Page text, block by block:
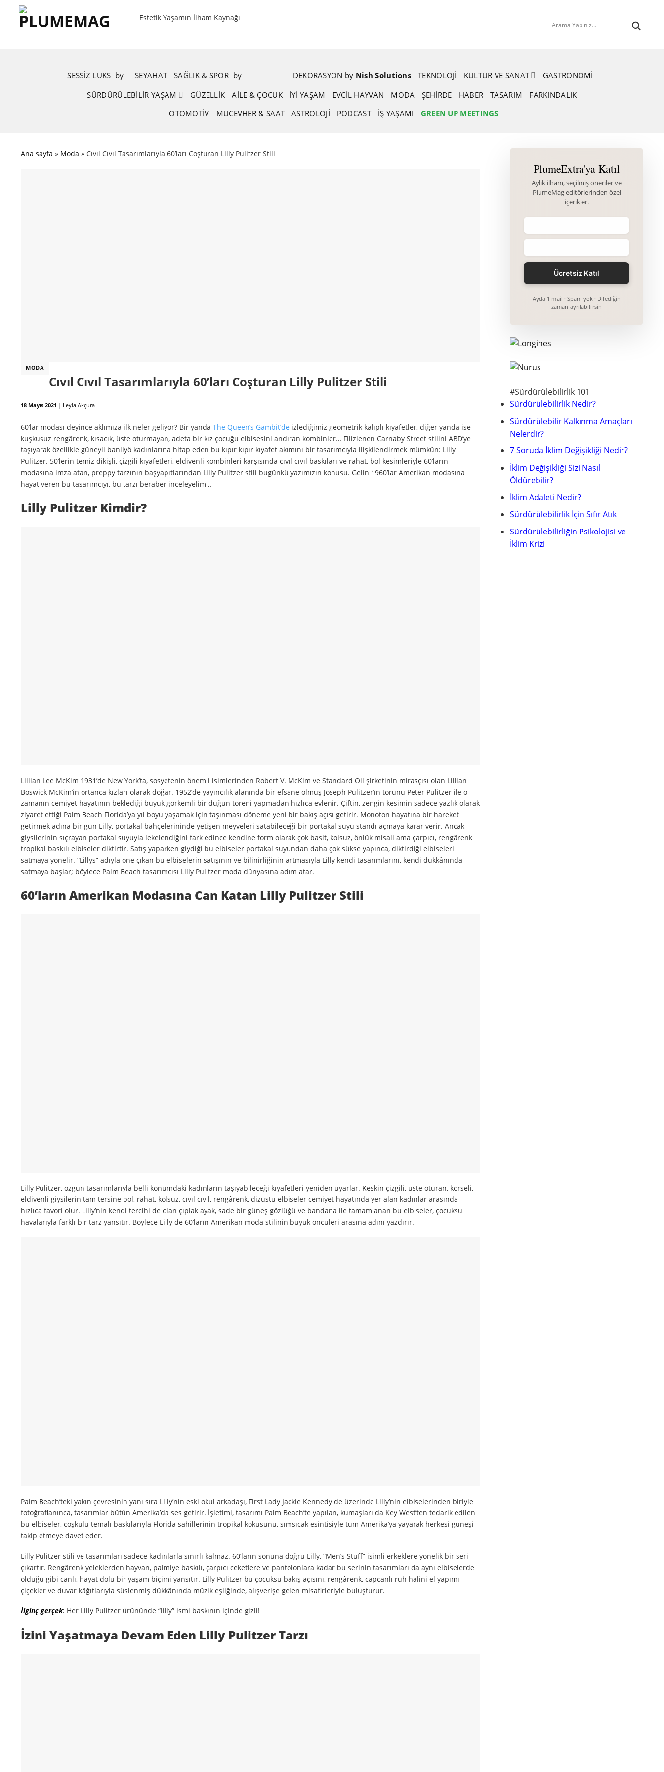
content
Estetik Yaşamın İlham Kaynağı
SESSIZ LÜKS by SEYAHAT SAĞLIK & SPOR by DEKORASYON by Nish Solutions TEKNOLOJI KÜLTÜR VE SANAT
GASTRONOMI
SÜRDÜRÜLEBILIR YAŞAM
GÜZELLIK AİLE & ÇOCUK İYİ YAŞAM EVCIL HAYVAN MODA ŞEHIRDE HABER TASARIM
FARKINDALIK
OTOMOTIV
MÜCEVHER & SAAT ASTROLOJI PODCAST İŞ YAŞAMI GREEN UP MEETINGS
Ana sayfa » Moda » Cıvıl Cıvıl Tasarımlarıyla 60’ları Coşturan Lilly Pulitzer Stili
MODA
Cıvıl Cıvıl Tasarımlarıyla 60’ları Coşturan Lilly Pulitzer Stili
18 Mayıs 2021 | Leyla Akçura
60’lar modası deyince aklımıza ilk neler geliyor? Bir yanda The Queen’s Gambit’de izlediğimiz geometrik kalıplı kıyafetler, diğer yanda ise
kuşkusuz rengârenk, kısacık, üste oturmayan, adeta bir kız çocuğu elbisesini andıran kombinler… Filizlenen Carnaby Street stilini ABD’ye
taşıyarak özellikle güneyli banliyö kadınlarına hitap eden bu kıpır kıpır kıyafet akımını bir tasarımcıyla ilişkilendirmek mümkün: Lilly
Pulitzer. 50’lerin temiz dikişli, çizgili kıyafetleri, eldivenli kombinleri karşısında cıvıl cıvıl baskıları ve rahat, bol kesimleriyle 60’ların
modasına imza atan, preppy tarzının başyapıtlarından Lilly Pulitzer stili bugünkü yazımızın konusu. Gelin 1960’lar Amerikan modasına
hayat veren bu tasarımcıyı, bu tarzı beraber inceleyelim…
Lilly Pulitzer Kimdir?
Lillian Lee McKim 1931’de New York’ta, sosyetenin önemli isimlerinden Robert V. McKim ve Standard Oil şirketinin mirasçısı olan Lillian
Boswick McKim’in ortanca kızları olarak doğar. 1952’de yayıncılık alanında bir efsane olmuş Joseph Pulitzer’ın torunu Peter Pulitzer ile o
zamanın cemiyet hayatının beklediği büyük görkemli bir düğün töreni yapmadan hızlıca evlenir. Çiftin, zengin kesimin sadece yazlık olarak
ziyaret ettiği Palm Beach Florida’ya yıl boyu yaşamak için taşınması döneme yeni bir bakış açısı getirir. Monoton hayatına bir hareket
getirmek adına bir gün Lilly, portakal bahçelerininde yetişen meyveleri satabileceği bir portakal suyu standı açmaya karar verir. Ancak
giysilerinin sıçrayan portakal suyuyla lekelendiğini fark edince kendine form olarak çok basit, kolsuz, önlük misali ama çarpıcı, rengârenk
tropikal baskılı elbiseler diktirtir. Satış yaparken giydiği bu elbiseler portakal suyundan daha çok sükse yapınca, diktirdiği elbiseleri
satmaya yönelir. “Lillys” adıyla öne çıkan bu elbiselerin satışının ve bilinirliğinin artmasıyla Lilly kendi tasarımlarını, kendi dükkânında
satmaya başlar; böylece Palm Beach tasarımcısı Lilly Pulitzer moda dünyasına adım atar.
60’ların Amerikan Modasına Can Katan Lilly Pulitzer Stili
Lilly Pulitzer, özgün tasarımlarıyla belli konumdaki kadınların taşıyabileceği kıyafetleri yeniden uyarlar. Keskin çizgili, üste oturan, korseli,
eldivenli giysilerin tam tersine bol, rahat, kolsuz, cıvıl cıvıl, rengârenk, dizüstü elbiseler cemiyet hayatında yer alan kadınlar arasında
hızlıca favori olur. Lilly’nin kendi tercihi de olan çıplak ayak, sade bir güneş gözlüğü ve bandana ile tamamlanan bu elbiseler, çocuksu
havalarıyla farklı bir tarz yansıtır. Böylece Lilly de 60’ların Amerikan moda stilinin büyük öncüleri arasına adını yazdırır.
Palm Beach’teki yakın çevresinin yanı sıra Lilly’nin eski okul arkadaşı, First Lady Jackie Kennedy de üzerinde Lilly’nin elbiselerinden biriyle
fotoğraflanınca, tasarımlar bütün Amerika’da ses getirir. İşletimi, tasarımı Palm Beach’te yapılan, kumaşları da Key West’ten tedarik edilen
bu elbiseler, coşkulu temalı baskılarıyla Florida sahillerinin tropikal kokusunu, sımsıcak esintisiyle tüm Amerika’ya yayarak herkesi güneşi
takip etmeye davet eder.
Lilly Pulitzer stili ve tasarımları sadece kadınlarla sınırlı kalmaz. 60’ların sonuna doğru Lilly, “Men’s Stuff” isimli erkeklere yönelik bir seri
çıkartır. Rengârenk yeleklerden hayvan, palmiye baskılı, çarpıcı ceketlere ve pantolonlara kadar bu serinin tasarımları da aynı elbiselerde
olduğu gibi canlı, hayat dolu bir yaşam biçimi yansıtır. Lilly Pulitzer bu çocuksu bakış açısını, rengârenk, capcanlı ruh halini el yapımı
çiçekler ve duvar kâğıtlarıyla süslenmiş dükkânında müzik eşliğinde, alışverişe gelen misafirleriyle buluşturur.
İlginç gerçek: Her Lilly Pulitzer ürününde “lilly” ismi baskının içinde gizli!
İzini Yaşatmaya Devam Eden Lilly Pulitzer Tarzı
PlumeExtra'ya Katıl
Aylık ilham, seçilmiş öneriler ve
PlumeMag editörlerinden özel
içerikler.
Ayda 1 mail · Spam yok · Dilediğin
zaman ayrılabilirsin
#Sürdürülebilirlik 101
Sürdürülebilirlik Nedir?
Sürdürülebilir Kalkınma Amaçları
Nelerdir?
7 Soruda İklim Değişikliği Nedir?
İklim Değişikliği Sizi Nasıl
Öldürebilir?
İklim Adaleti Nedir?
Sürdürülebilirlik İçin Sıfır Atık
Sürdürülebilirliğin Psikolojisi ve
İklim Krizi